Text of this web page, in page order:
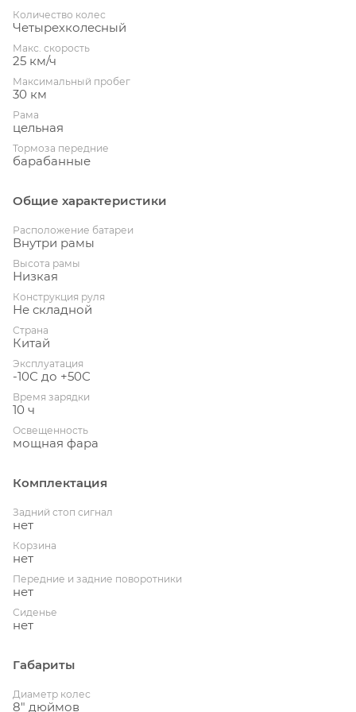
Количество колес
Четырехколесный
Макс. скорость
25 км/ч
Максимальный пробег
30 км
Рама
цельная
Тормоза передние
барабанные
Общие характеристики
Расположение батареи
Внутри рамы
Высота рамы
Низкая
Конструкция руля
Не складной
Страна
Китай
Эксплуатация
-10С до +50С
Время зарядки
10 ч
Освещенность
мощная фара
Комплектация
Задний стоп сигнал
нет
Корзина
нет
Передние и задние поворотники
нет
Сиденье
нет
Габариты
Диаметр колес
8" дюймов